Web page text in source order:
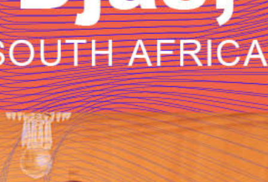
In dieser Ausgabe von Airtime schauen wir
uns die Ballroom Szene in Capetown etwas
genauer an. Wir hören verschiedene
Stimmen und Geschichten und tauchen ein
in die Welt der farbenfrohen queeren
Szene.
28. Juni 2022
Moderation & Produktion: Danielle Bürgin
(Radio X Basel)